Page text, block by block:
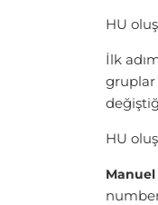
HU
İlk
gruplar
HU